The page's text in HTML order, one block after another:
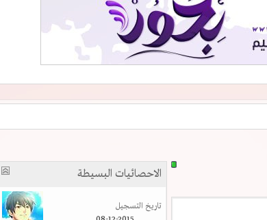
الاحصائيات البسيطة
تاريخ التسجيل